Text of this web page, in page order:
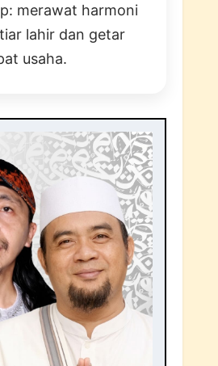
merawat harmoni
lahir dan getar
usaha.